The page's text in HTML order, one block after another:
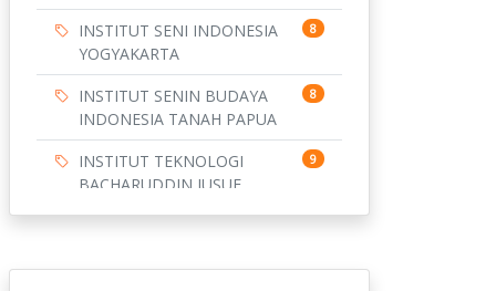
INSTITUT SENI INDONESIA
YOGYAKARTA
8
INSTITUT SENIN BUDAYA
INDONESIA TANAH PAPUA
8
INSTITUT TEKNOLOGI
BACHARUDDIN JUSUF
9
BANDUNG